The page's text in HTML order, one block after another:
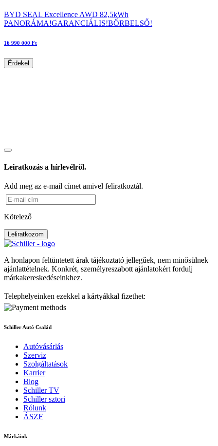
BYD SEAL Excellence AWD 82,5kWh
PANORÁMA!GARANCIÁLIS!BŐRBELSŐ!
16 990 000 Ft
Érdekel
Leiratkozás a hírlevélről.
Add meg az e-mail címet amivel feliratkoztál.
Kötelező
Leliratkozom
A honlapon feltüntetett árak tájékoztató jellegűek, nem minősülnek
ajánlattételnek. Konkrét, személyreszabott ajánlatokért fordulj
márkakereskedéseinkhez.
Telephelyeinken ezekkel a kártyákkal fizethet:
Schiller Autó Család
Autóvásárlás
Szerviz
Szolgáltatások
Karrier
Blog
Schiller TV
Schiller sztori
Rólunk
ÁSZF
Márkáink